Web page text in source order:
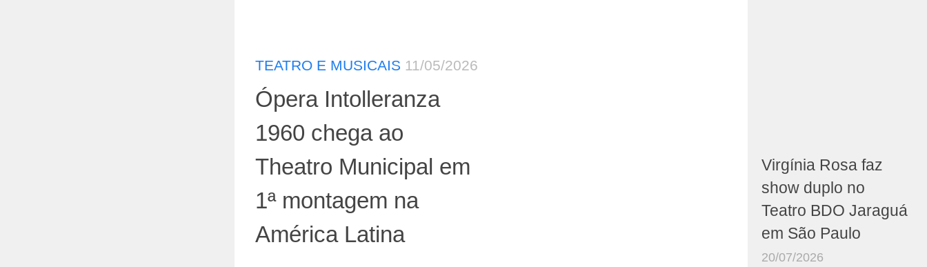
TEATRO E MUSICAIS 11/05/2026
Ópera Intolleranza
1960 chega ao
Theatro Municipal em
1ª montagem na
América Latina
Virgínia Rosa faz
show duplo no
Teatro BDO Jaraguá
em São Paulo
20/07/2026